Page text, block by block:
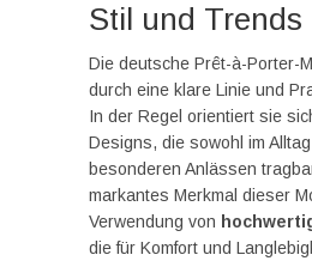
Stil und Trends
Die deutsche Prêt-à-Porter-
durch eine klare Linie und
In der Regel orientiert sie
Designs, die sowohl im
besonderen Anlässen
markantes Merkmal dieser
Verwendung von
die für Komfort und